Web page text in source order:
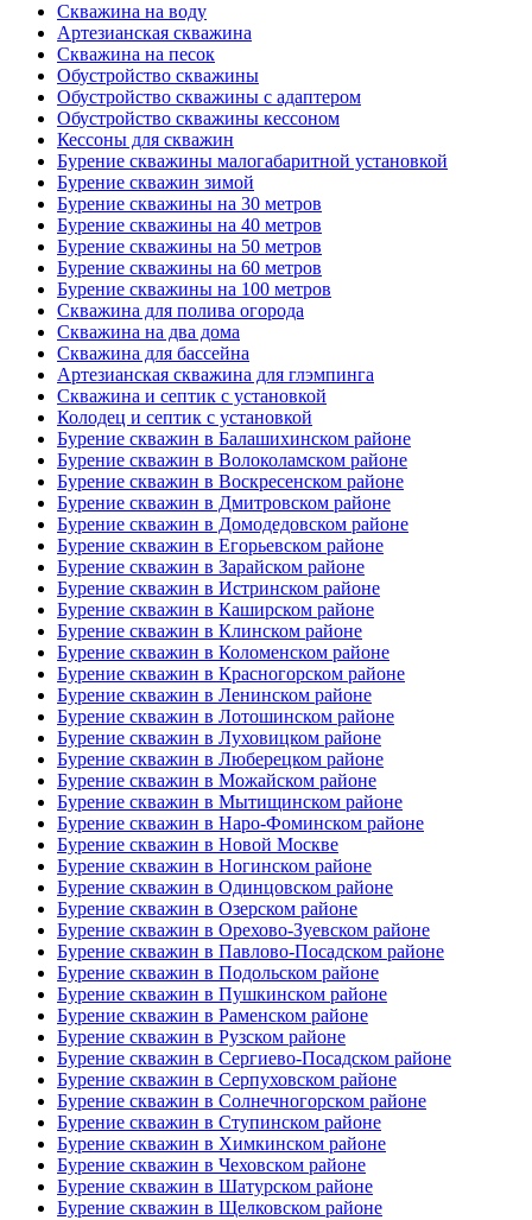
Скважина на воду
Артезианская скважина
Скважина на песок
Обустройство скважины
Обустройство скважины с адаптером
Обустройство скважины кессоном
Кессоны для скважин
Бурение скважины малогабаритной установкой
Бурение скважин зимой
Бурение скважины на 30 метров
Бурение скважины на 40 метров
Бурение скважины на 50 метров
Бурение скважины на 60 метров
Бурение скважины на 100 метров
Скважина для полива огорода
Скважина на два дома
Скважина для бассейна
Артезианская скважина для глэмпинга
Скважина и септик с установкой
Колодец и септик с установкой
Бурение скважин в Балашихинском районе
Бурение скважин в Волоколамском районе
Бурение скважин в Воскресенском районе
Бурение скважин в Дмитровском районе
Бурение скважин в Домодедовском районе
Бурение скважин в Егорьевском районе
Бурение скважин в Зарайском районе
Бурение скважин в Истринском районе
Бурение скважин в Каширском районе
Бурение скважин в Клинском районе
Бурение скважин в Коломенском районе
Бурение скважин в Красногорском районе
Бурение скважин в Ленинском районе
Бурение скважин в Лотошинском районе
Бурение скважин в Луховицком районе
Бурение скважин в Люберецком районе
Бурение скважин в Можайском районе
Бурение скважин в Мытищинском районе
Бурение скважин в Наро-Фоминском районе
Бурение скважин в Новой Москве
Бурение скважин в Ногинском районе
Бурение скважин в Одинцовском районе
Бурение скважин в Озерском районе
Бурение скважин в Орехово-Зуевском районе
Бурение скважин в Павлово-Посадском районе
Бурение скважин в Подольском районе
Бурение скважин в Пушкинском районе
Бурение скважин в Раменском районе
Бурение скважин в Рузском районе
Бурение скважин в Сергиево-Посадском районе
Бурение скважин в Серпуховском районе
Бурение скважин в Солнечногорском районе
Бурение скважин в Ступинском районе
Бурение скважин в Химкинском районе
Бурение скважин в Чеховском районе
Бурение скважин в Шатурском районе
Бурение скважин в Щелковском районе